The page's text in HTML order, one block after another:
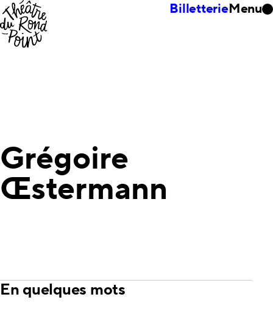
BilletterieMenu
Grégoire
Œstermann
En quelques mots